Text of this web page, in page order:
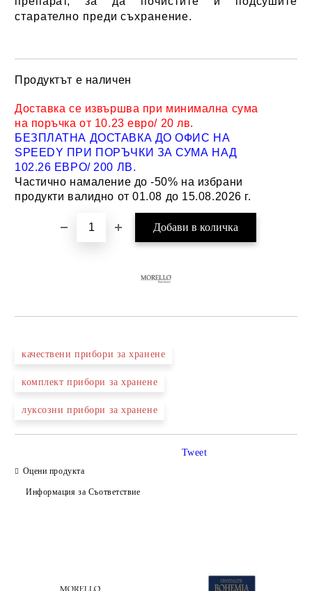
старателно преди съхранение.
Продуктът е наличен
Доставка се извършва при минимална сума
на поръчка от 10.23 евро/ 20 лв.
БЕЗПЛАТНА ДОСТАВКА ДО ОФИС НА
SPEEDY ПРИ ПОРЪЧКИ ЗА СУМА НАД
102.26 ЕВРО/ 200 ЛВ.
Частично намаление до -50% на избрани
продукти валидно от 01.08 до 15.08.2026 г.
качествени прибори за хранене
комплект прибори за хранене
луксозни прибори за хранене
Оцени продукта
Информация за Съответствие
Tweet